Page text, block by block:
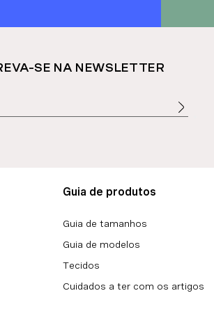
SE NA NEWSLETTER
Guia de produtos
Guia de tamanhos
Guia de modelos
Tecidos
Cuidados a ter com os artigos